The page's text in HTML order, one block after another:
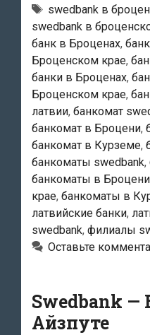
в
Тэги
swedbank в
swedbank в
банк в Броценах,
Броценском крае,
банки в Броценах,
Броценском крае,
латвии, банкомат
банкомат в Броцени,
банкомат в Курземе,
банкоматы swedbank,
банкоматы в Броцени
крае, банкоматы в
латвийские банки,
swedbank, филиалы
Оставьте
Swedbank —
Айзпуте